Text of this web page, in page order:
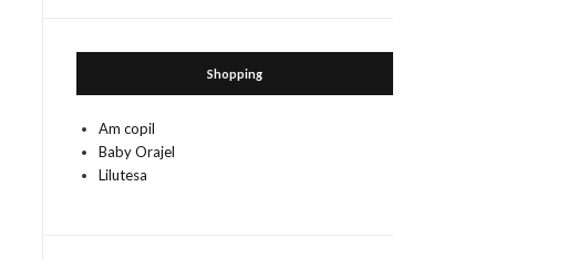
Shopping
Am copil
Baby Orajel
Lilutesa